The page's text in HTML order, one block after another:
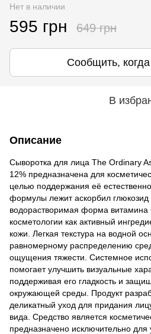
Нет в наличии
595 грн 649 грн
Сообщить,
В
Описание
Сыворотка для лица The Ordinary
12% предназначена для
целью поддержания её
формулы лежит аскорбил глюкозид
водорастворимая форма витамина
косметологии как активный
кожи. Легкая текстура на водной
равномерному распределению
ощущения тяжести. Системное
помогает улучшить визуальные
поддерживая его гладкость и
окружающей среды. Продукт
деликатный уход для придания
вида. Средство является
предназначено исключительно для